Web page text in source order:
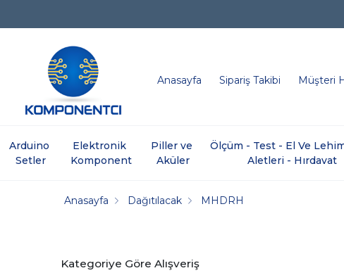
Anasayfa Sipariş Takibi Müşteri
Arduino
Setler
Elektronik
Komponent
Piller ve
Aküler
Ölçüm - Test - El Ve
Aletleri - Hırdavat
Anasayfa Dağıtılacak MHDRH
Kategoriye Göre Alışveriş